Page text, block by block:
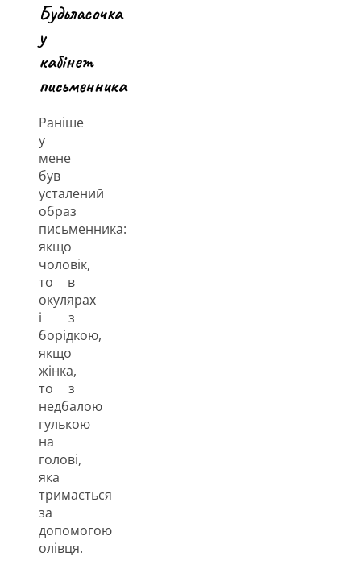
Будьласочка
у
кабінет
письменника
Раніше
у
мене
був
усталений
образ
письменника:
якщо
чоловік,
то в
окулярах
і з
борідкою,
якщо
жінка,
то з
недбалою
гулькою
на
голові,
яка
тримається
за
допомогою
олівця.